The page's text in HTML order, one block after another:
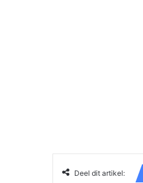
Deel dit artikel: